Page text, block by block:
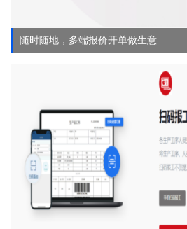
随时随地，多端报价开单做生意